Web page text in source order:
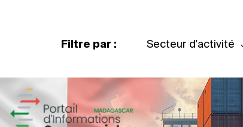
Filtre par : Secteur d'activité
Douirti